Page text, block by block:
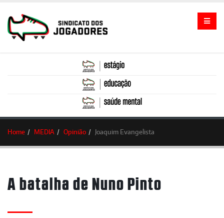
Home MEDIA Opinião Joaquim Evangelista
A batalha de Nuno Pinto